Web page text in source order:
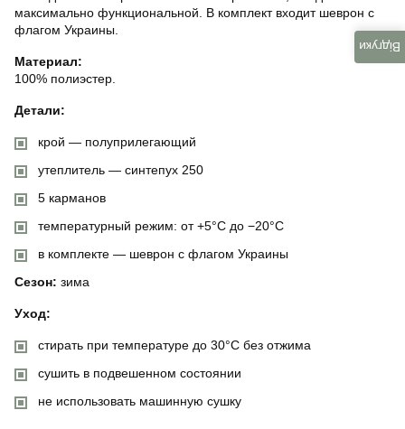
максимально функциональной. В комплект входит шеврон с
флагом Украины.
Материал:
100% полиэстер.
Детали:
крой — полуприлегающий
утеплитель — синтепух 250
5 карманов
температурный режим: от +5°C до −20°C
в комплекте — шеврон с флагом Украины
Сезон: зима
Уход:
стирать при температуре до 30°C без отжима
сушить в подвешенном состоянии
не использовать машинную сушку
Відгуки